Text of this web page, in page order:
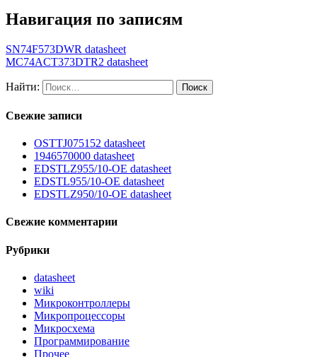
Навигация по записям
SN74F573DWR datasheet
MC74ACT373DTR2 datasheet
Найти:
Свежие записи
OSTTJ075152 datasheet
1946570000 datasheet
EDSTLZ955/10-OE datasheet
EDSTL955/10-OE datasheet
EDSTLZ950/10-OE datasheet
Свежие комментарии
Рубрики
datasheet
wiki
Микроконтроллеры
Микропроцессоры
Микросхема
Программирование
Прочее